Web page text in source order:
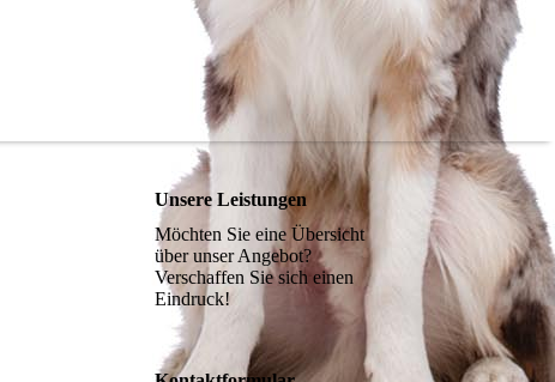
Unsere Leistungen
Möchten Sie eine Übersicht
über unser Angebot?
Verschaffen Sie sich einen
Eindruck!